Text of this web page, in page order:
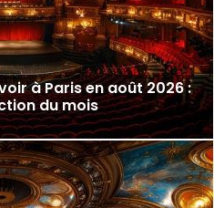
à Paris en août 2026 :
du mois